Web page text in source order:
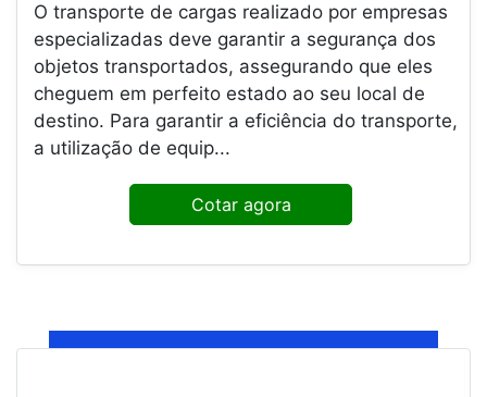
O transporte de cargas realizado por empresas
especializadas deve garantir a segurança dos
objetos transportados, assegurando que eles
cheguem em perfeito estado ao seu local de
destino. Para garantir a eficiência do transporte,
a utilização de equip...
Cotar agora